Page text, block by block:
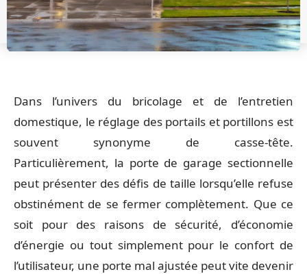
Dans l’univers du bricolage et de l’entretien
domestique, le réglage des portails et portillons est
souvent synonyme de casse-tête.
Particulièrement, la porte de garage sectionnelle
peut présenter des défis de taille lorsqu’elle refuse
obstinément de se fermer complètement. Que ce
soit pour des raisons de sécurité, d’économie
d’énergie ou tout simplement pour le confort de
l’utilisateur, une porte mal ajustée peut vite devenir